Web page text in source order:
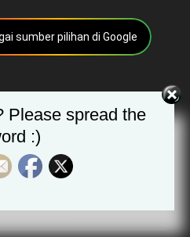
sumber pilihan di Google
Cari
Sekolah)
Please spread the
:)